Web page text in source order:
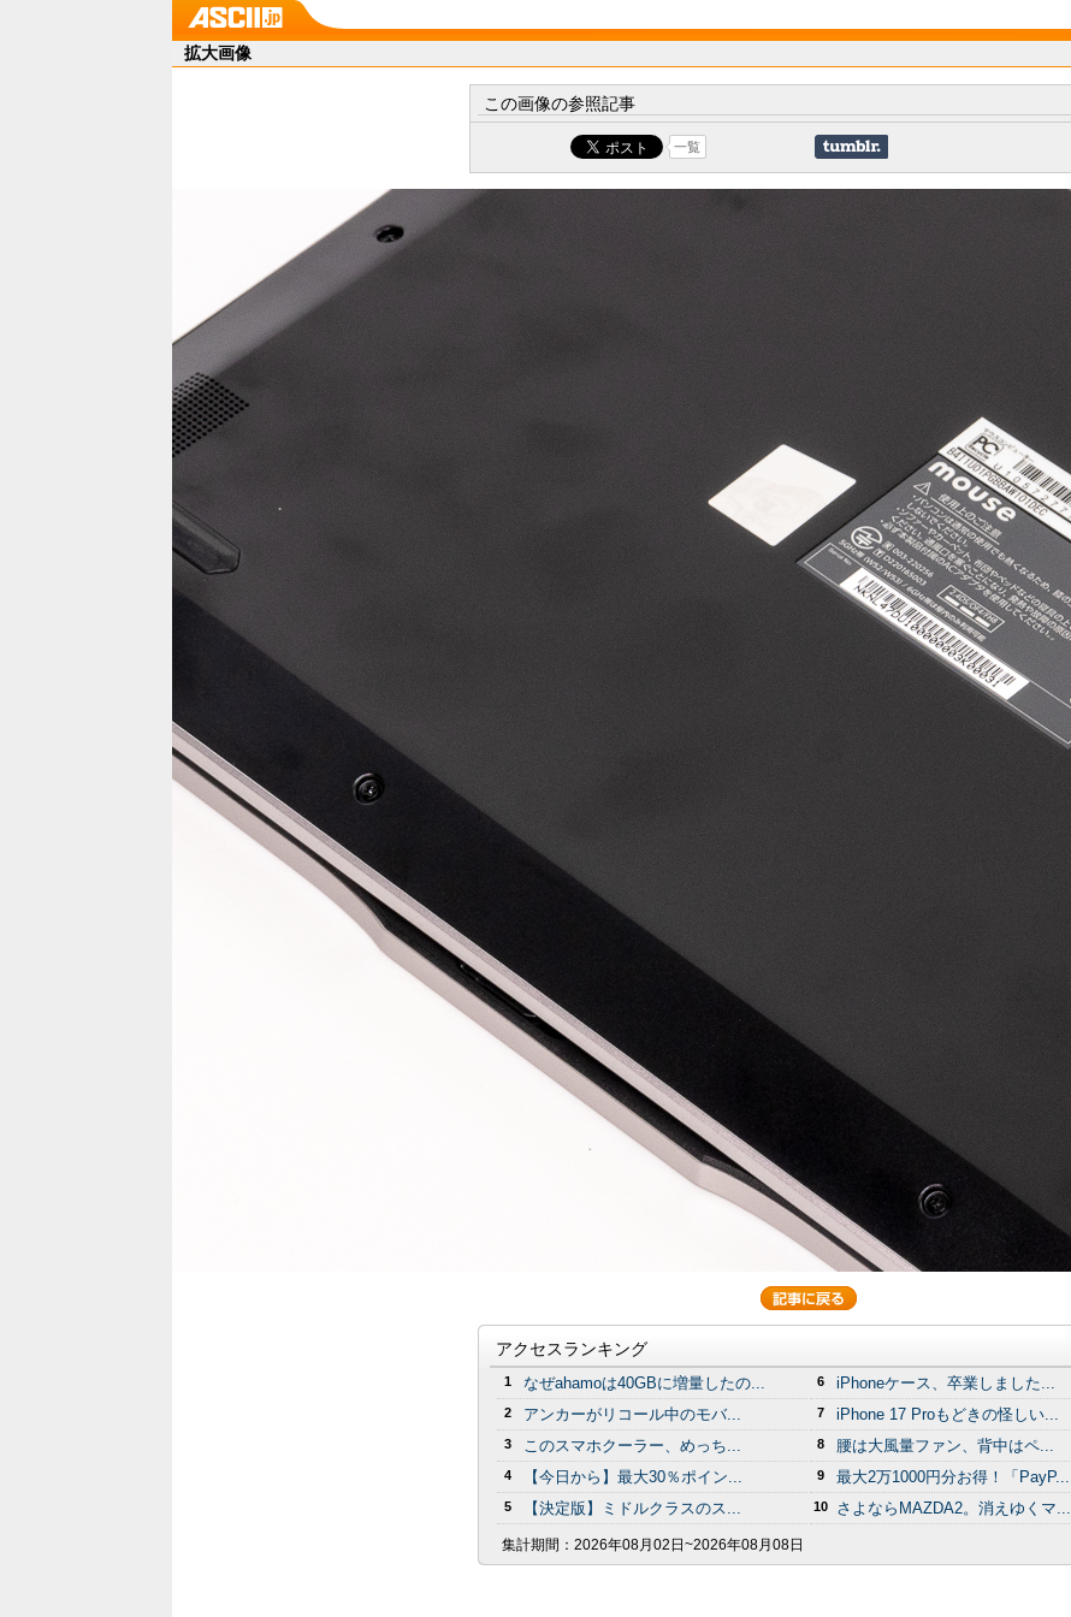
拡大画像
この画像の参照記事
一覧
アクセスランキング
1 なぜahamoは40GBに増量したの...
2 アンカーがリコール中のモバ...
3 このスマホクーラー、めっち...
4 【今日から】最大30％ポイン...
5 【決定版】ミドルクラスのス...
6 iPhoneケース、卒業しました...
7 iPhone 17 Proもどきの怪しい...
8 腰は大風量ファン、背中はペ...
9 最大2万1000円分お得！「PayP...
10 さよならMAZDA2。消えゆくマ...
集計期間： 2026年08月02日~2026年08月08日